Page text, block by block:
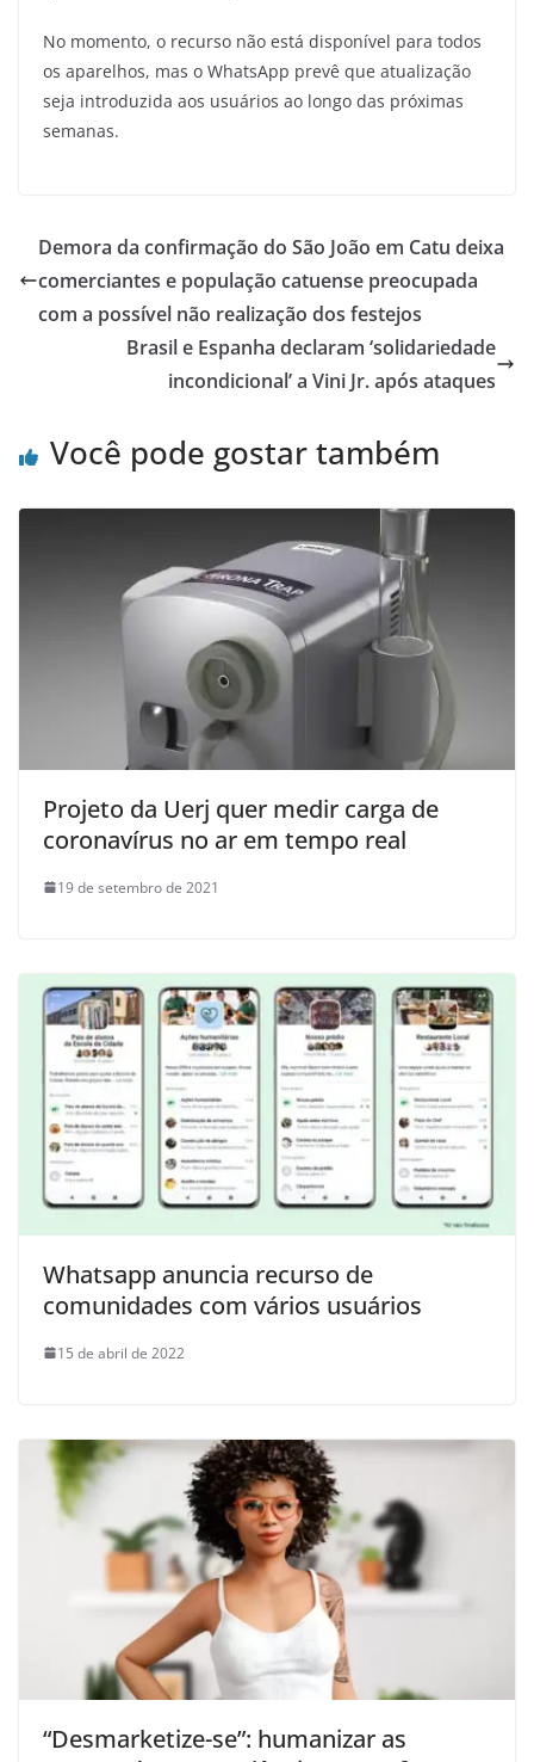
No momento, o recurso não está disponível para todos
os aparelhos, mas o WhatsApp prevê que atualização
seja introduzida aos usuários ao longo das próximas
semanas.
Demora da confirmação do São João em Catu deixa
comerciantes e população catuense preocupada
com a possível não realização dos festejos
Brasil e Espanha declaram ‘solidariedade
incondicional’ a Vini Jr. após ataques
Você pode gostar também
Projeto da Uerj quer medir carga de
coronavírus no ar em tempo real
19 de setembro de 2021
Whatsapp anuncia recurso de
comunidades com vários usuários
15 de abril de 2022
“Desmarketize-se”: humanizar as